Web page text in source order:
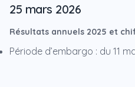
25 mars 2026
Résultats annuels 2025 et
Période d’embargo : du 11